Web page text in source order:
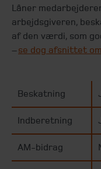
Låner
arbejdsgiveren,
af den værdi, som
–se dog afsnittet
Beskatning
Indberetning
AM-bidrag